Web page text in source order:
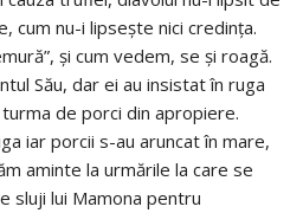
cum nu-i lipseşte nici credinţa.
şi cum vedem, se şi roagă.
Său, dar ei au insistat în ruga
de porci din apropiere.
iar porcii s-au aruncat în mare,
aminte la urmările la care se
sluji lui Mamona pentru